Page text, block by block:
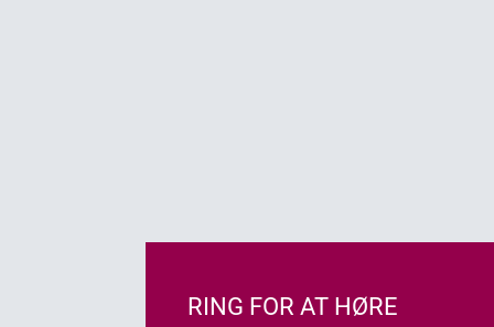
RING FOR AT HØRE
RING FOR AT HØRE
RING FOR AT HØRE